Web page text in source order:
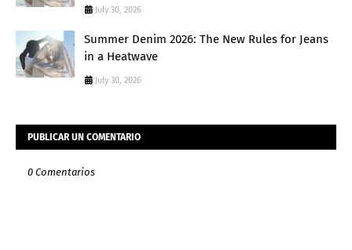
July 30, 2026
Summer Denim 2026: The New Rules for Jeans
in a Heatwave
July 30, 2026
PUBLICAR UN COMENTARIO
0 Comentarios